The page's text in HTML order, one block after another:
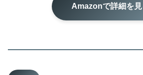
Amazonで詳細を見